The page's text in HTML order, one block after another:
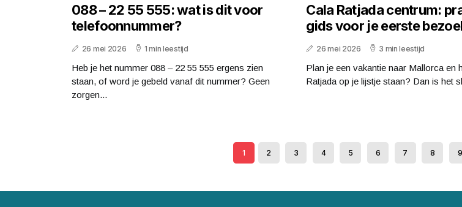
088 – 22 55 555: wat is dit voor
telefoonnummer?
26 mei 2026 1 min leestijd
Heb je het nummer 088 – 22 55 555 ergens zien
staan, of word je gebeld vanaf dit nummer? Geen
zorgen...
Cala Ratjada centrum:
gids voor je eerste
26 mei 2026 3 min leestijd
Plan je een vakantie naar Mallorca en
Ratjada op je lijstje staan? Dan is het
1 2 3 4 5 6 7 8 9